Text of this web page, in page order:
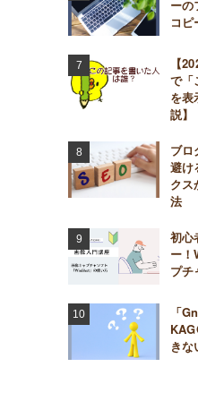
ーの
コ
【
で「
を
説】
ブロ
避け
クス
法
初心
ー
プ
「
き